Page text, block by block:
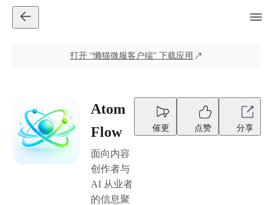
打开 “懒猫微服客户端” 下载应用
Atom
Flow
面向内容
创作者与
AI 从业者
的信息聚
催更 点赞 分享